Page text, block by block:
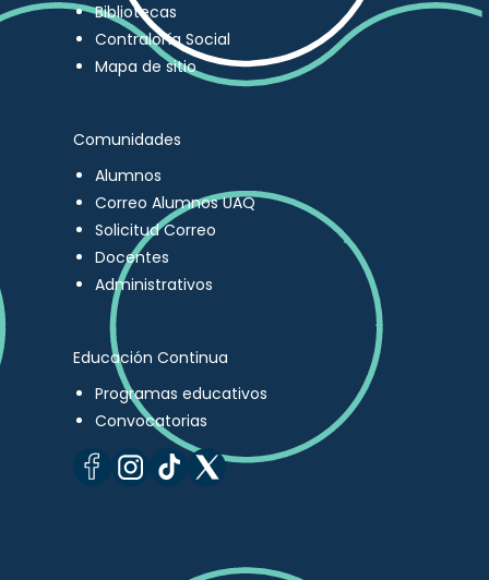
Bibliotecas
Contraloría Social
Mapa de sitio
Comunidades
Alumnos
Correo Alumnos UAQ
Solicitud Correo
Docentes
Administrativos
Educación Continua
Programas educativos
Convocatorias